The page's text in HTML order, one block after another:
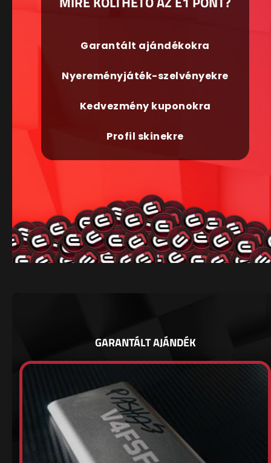
Garantált ajándékokra
Nyereményjáték-szelvényekre
Kedvezmény kuponokra
Profil skinekre
GARANTÁLT AJÁNDÉK